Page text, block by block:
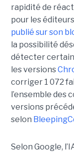
rapidité de
pour les
publié sur son
la possibilité
détecter
les versions
corriger 1 072
l’ensemble des
versions
selon
Selon Google,